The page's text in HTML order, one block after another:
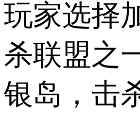
玩家选择
杀联盟之
银岛，击